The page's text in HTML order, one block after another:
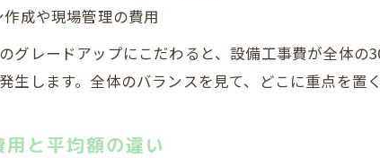
フルリノベーション
リノベ費用で後悔し
成や現場管理の費用
グレードアップにこだわると、設備工事費が全体
生します。全体のバランスを見て、どこに重点を置
と平均額の違い